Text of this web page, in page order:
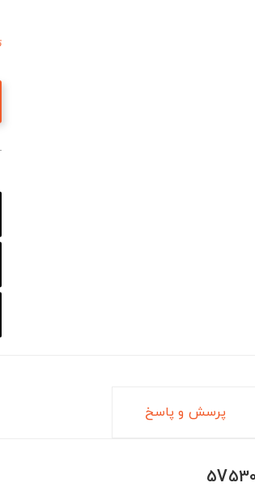
پرسش و پاسخ